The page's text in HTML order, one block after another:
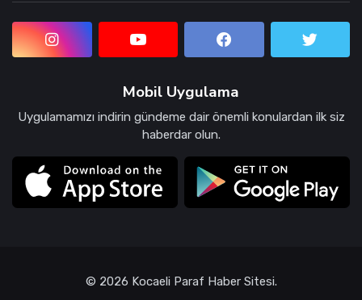
Mobil Uygulama
Uygulamamızı indirin gündeme dair önemli konulardan ilk siz
haberdar olun.
© 2026 Kocaeli Paraf Haber Sitesi.